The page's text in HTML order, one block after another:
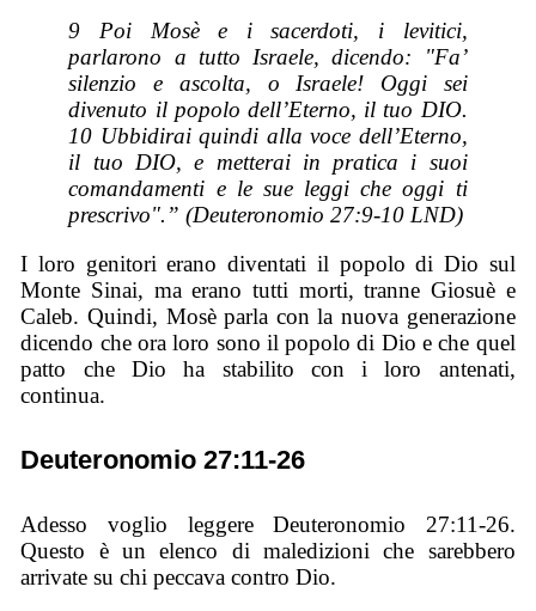
9 Poi Mosè e i sacerdoti, i levitici,
parlarono a tutto Israele, dicendo: "Fa’
silenzio e ascolta, o Israele! Oggi sei
divenuto il popolo dell’Eterno, il tuo DIO.
10 Ubbidirai quindi alla voce dell’Eterno,
il tuo DIO, e metterai in pratica i suoi
comandamenti e le sue leggi che oggi ti
prescrivo".” (Deuteronomio 27:9-10 LND)
I loro genitori erano diventati il popolo di Dio sul
Monte Sinai, ma erano tutti morti, tranne Giosuè e
Caleb. Quindi, Mosè parla con la nuova generazione
dicendo che ora loro sono il popolo di Dio e che quel
patto che Dio ha stabilito con i loro antenati,
continua.
Deuteronomio 27:11-26
Adesso voglio leggere Deuteronomio 27:11-26.
Questo è un elenco di maledizioni che sarebbero
arrivate su chi peccava contro Dio.